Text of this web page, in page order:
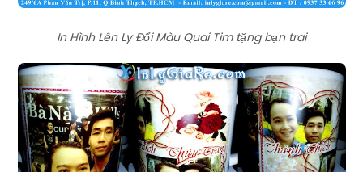
In Hình Lên Ly Đổi Màu Quai Tim tặng bạn trai